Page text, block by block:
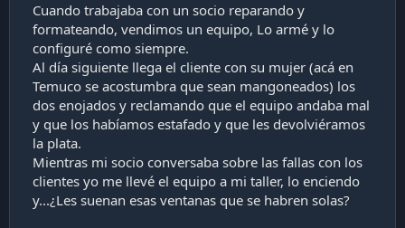
Cuando trabajaba con un socio reparando y
formateando, vendimos un equipo, Lo armé y lo
configuré como siempre.
Al día siguiente llega el cliente con su mujer (acá en
Temuco se acostumbra que sean mangoneados) los
dos enojados y reclamando que el equipo andaba mal
y que los habíamos estafado y que les devolviéramos
la plata.
Mientras mi socio conversaba sobre las fallas con los
clientes yo me llevé el equipo a mi taller, lo enciendo
y...¿Les suenan esas ventanas que se habren solas?